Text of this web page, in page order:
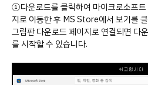
①다운로드를 클릭하여 마이크로소프트
지로 이동한 후 MS Store에서 보기를
그림판 다운로드 페이지로 연결되면 다
를 시작할 수 있습니다.